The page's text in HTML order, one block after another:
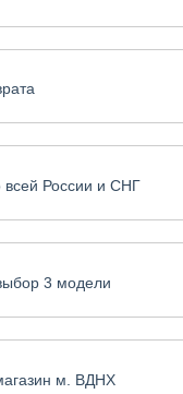
всей России и СНГ
3 модели
м. ВДНХ